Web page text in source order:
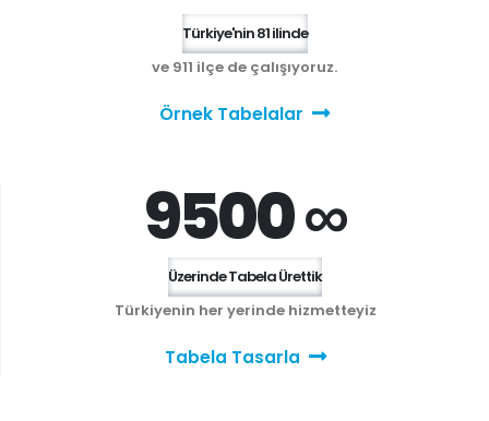
Türkiye'nin 81 ilinde
ve 911 ilçe de çalışıyoruz.
Örnek Tabelalar
9500 ∞
Üzerinde Tabela Ürettik
Türkiyenin her yerinde hizmetteyiz
Tabela Tasarla